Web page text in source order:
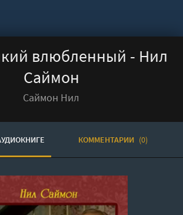
влюбленный - Нил
Саймон
Саймон Нил
КОММЕНТАРИИ (0)